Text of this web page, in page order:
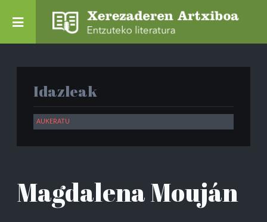
Idazleak
Magdalena Mouján